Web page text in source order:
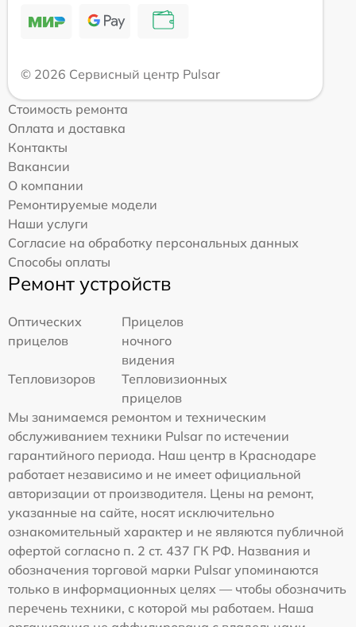
© 2026 Сервисный центр Pulsar
Стоимость ремонта
Оплата и доставка
Контакты
Вакансии
О компании
Ремонтируемые модели
Наши услуги
Согласие на обработку персональных данных
Способы оплаты
Ремонт устройств
Оптических
прицелов
Прицелов
ночного
видения
Тепловизоров
Тепловизионных
прицелов
Мы занимаемся ремонтом и техническим
обслуживанием техники Pulsar по истечении
гарантийного периода. Наш центр в Краснодаре
работает независимо и не имеет официальной
авторизации от производителя. Цены на ремонт,
указанные на сайте, носят исключительно
ознакомительный характер и не являются публичной
офертой согласно п. 2 ст. 437 ГК РФ. Названия и
обозначения торговой марки Pulsar упоминаются
только в информационных целях — чтобы обозначить
перечень техники, с которой мы работаем. Наша